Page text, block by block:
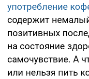
употребление
содержит
позитивных
на состояние
самочувствие. А
или нельзя пить